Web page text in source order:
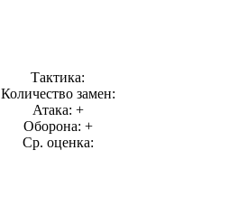
Тактика:
Количество замен:
Атака: +
Оборона: +
Ср. оценка: